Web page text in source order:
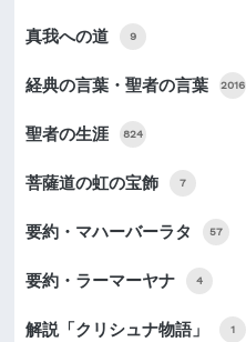
真我への道 9
経典の言葉・聖者の言葉 2016
聖者の生涯 824
菩薩道の虹の宝飾 7
要約・マハーバーラタ 57
要約・ラーマーヤナ 4
解説「クリシュナ物語」 1